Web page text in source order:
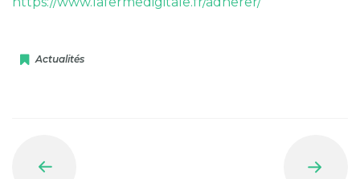
Actualités